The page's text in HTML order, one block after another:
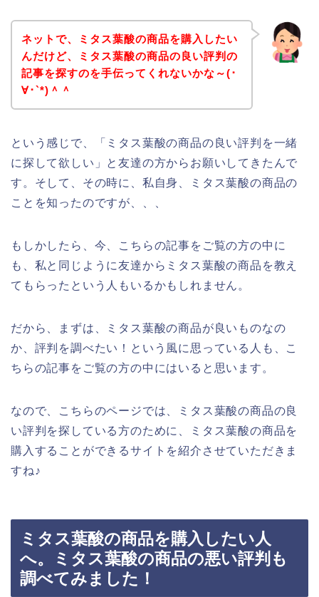
ネットで、ミタス葉酸の商品を購入したい
んだけど、ミタス葉酸の商品の良い評判の
記事を探すのを手伝ってくれないかな～(･
∀･`*)＾＾
という感じで、「ミタス葉酸の商品の良い評判を一緒
に探して欲しい」と友達の方からお願いしてきたんで
す。そして、その時に、私自身、ミタス葉酸の商品の
ことを知ったのですが、、、
もしかしたら、今、こちらの記事をご覧の方の中に
も、私と同じように友達からミタス葉酸の商品を教え
てもらったという人もいるかもしれません。
だから、まずは、ミタス葉酸の商品が良いものなの
か、評判を調べたい！という風に思っている人も、こ
ちらの記事をご覧の方の中にはいると思います。
なので、こちらのページでは、ミタス葉酸の商品の良
い評判を探している方のために、ミタス葉酸の商品を
購入することができるサイトを紹介させていただきま
すね♪
ミタス葉酸の商品を購入したい人
へ。ミタス葉酸の商品の悪い評判も
調べてみました！